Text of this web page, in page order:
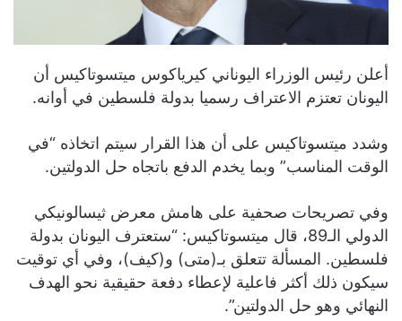
أعلن رئيس الوزراء اليوناني كيرياكوس ميتسوتاكيس أن
اليونان تعتزم الاعتراف رسميا بدولة فلسطين في أوانه.
وشدد ميتسوتاكيس على أن هذا القرار سيتم اتخاذه “في
الوقت المناسب” وبما يخدم الدفع باتجاه حل الدولتين.
وفي تصريحات صحفية على هامش معرض ثيسالونيكي
الدولي الـ89، قال ميتسوتاكيس: “ستعترف اليونان بدولة
فلسطين. المسألة تتعلق بـ(متى) و(كيف)، وفي أي توقيت
سيكون ذلك أكثر فاعلية لإعطاء دفعة حقيقية نحو الهدف
النهائي وهو حل الدولتين”.